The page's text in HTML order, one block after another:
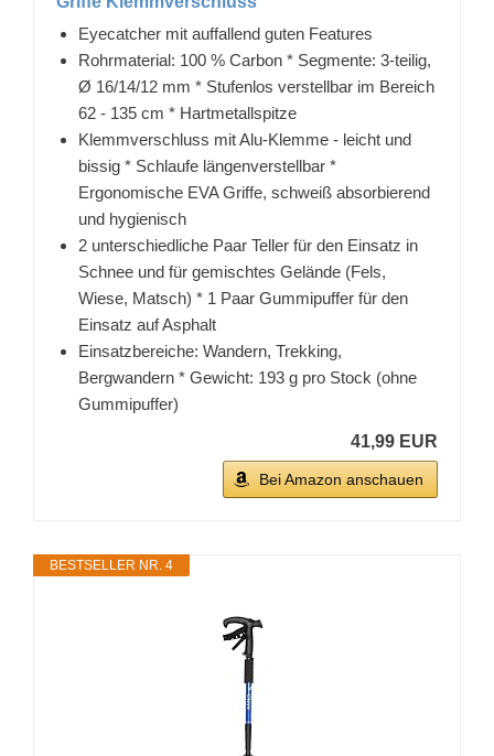
Eyecatcher mit auffallend guten Features
Rohrmaterial: 100 % Carbon * Segmente: 3-teilig,
Ø 16/14/12 mm * Stufenlos verstellbar im Bereich
62 - 135 cm * Hartmetallspitze
Klemmverschluss mit Alu-Klemme - leicht und
bissig * Schlaufe längenverstellbar *
Ergonomische EVA Griffe, schweiß absorbierend
und hygienisch
2 unterschiedliche Paar Teller für den Einsatz in
Schnee und für gemischtes Gelände (Fels,
Wiese, Matsch) * 1 Paar Gummipuffer für den
Einsatz auf Asphalt
Einsatzbereiche: Wandern, Trekking,
Bergwandern * Gewicht: 193 g pro Stock (ohne
Gummipuffer)
41,99 EUR
Bei Amazon anschauen
BESTSELLER NR. 4